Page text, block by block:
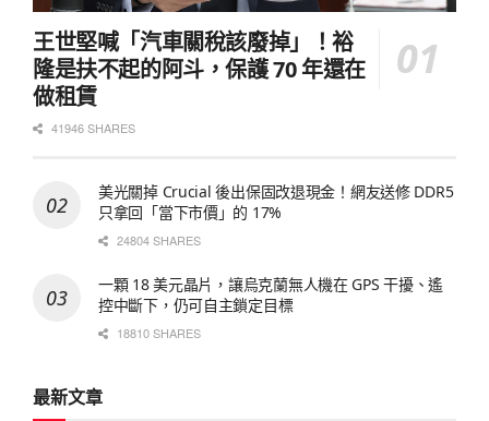
王世堅喊「汽車關稅該廢掉」！裕
隆是扶不起的阿斗，保護 70 年還在
做租賃
41946 SHARES
美光關掉 Crucial 後出保固改退現金！網友送修 DDR5
只拿回「當下市價」的 17%
24804 SHARES
一顆 18 美元晶片，讓烏克蘭無人機在 GPS 干擾、遙
控中斷下，仍可自主鎖定目標
18810 SHARES
最新文章